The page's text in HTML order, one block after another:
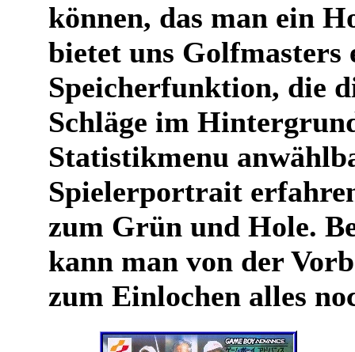
können, das man ein
bietet uns Golfmasters
Speicherfunktion, die
Schläge im
Statistikmenu
Spielerportrait
zum Grün und Hole.
kann man von der
zum Einlochen alles